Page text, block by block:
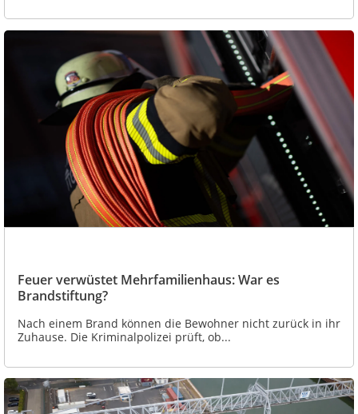
Feuer verwüstet Mehrfamilienhaus: War es
Brandstiftung?
Nach einem Brand können die Bewohner nicht zurück in ihr
Zuhause. Die Kriminalpolizei prüft, ob...